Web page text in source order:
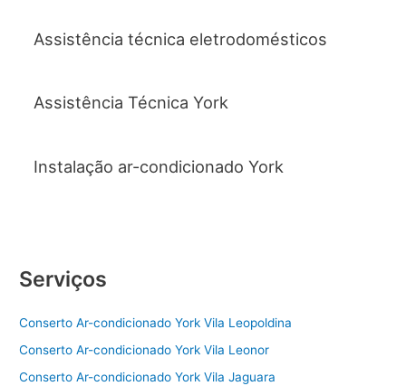
Assistência técnica eletrodomésticos
Assistência Técnica York
Instalação ar-condicionado York
Serviços
Conserto Ar-condicionado York Vila Leopoldina
Conserto Ar-condicionado York Vila Leonor
Conserto Ar-condicionado York Vila Jaguara